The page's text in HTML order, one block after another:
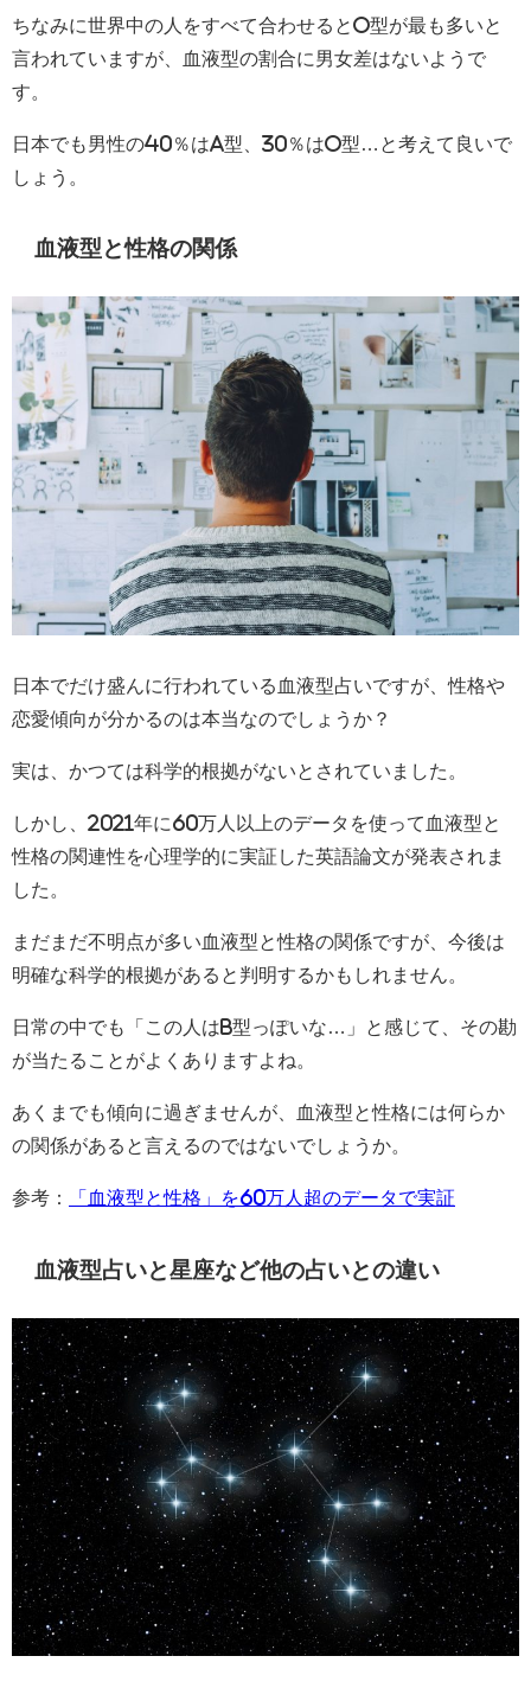
ちなみに世界中の人をすべて合わせるとO型が最も多いと
言われていますが、血液型の割合に男女差はないようで
す。
日本でも男性の40％はA型、30％はO型…と考えて良いで
しょう。
血液型と性格の関係
日本でだけ盛んに行われている血液型占いですが、性格や
恋愛傾向が分かるのは本当なのでしょうか？
実は、かつては科学的根拠がないとされていました。
しかし、2021年に60万人以上のデータを使って血液型と
性格の関連性を心理学的に実証した英語論文が発表されま
した。
まだまだ不明点が多い血液型と性格の関係ですが、今後は
明確な科学的根拠があると判明するかもしれません。
日常の中でも「この人はB型っぽいな…」と感じて、その勘
が当たることがよくありますよね。
あくまでも傾向に過ぎませんが、血液型と性格には何らか
の関係があると言えるのではないでしょうか。
参考： 「血液型と性格」を60万人超のデータで実証
血液型占いと星座など他の占いとの違い